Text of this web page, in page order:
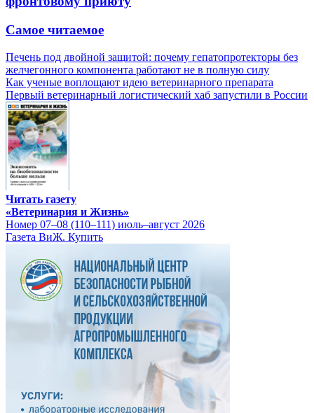
Самое читаемое
Печень под двойной защитой: почему гепатопротекторы без
желчегонного компонента работают не в полную силу
Как ученые воплощают идею ветеринарного препарата
Первый ветеринарный логистический хаб запустили в России
Читать газету
«Ветеринария и Жизнь»
Номер 07–08 (110–111) июль–август 2026
Газета ВиЖ. Купить